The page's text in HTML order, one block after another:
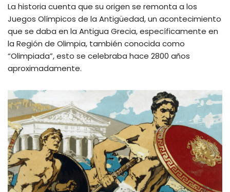
La historia cuenta que su origen se remonta a los
Juegos Olímpicos de la Antigüedad, un acontecimiento
que se daba en la Antigua Grecia, específicamente en
la Región de Olimpia, también conocida como
“Olimpiada”, esto se celebraba hace 2800 años
aproximadamente.